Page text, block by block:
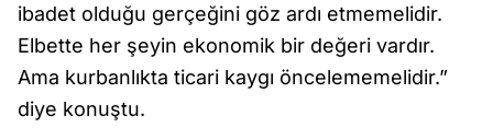
ibadet olduğu gerçeğini göz ardı etmemelidir.
Elbette her şeyin ekonomik bir değeri vardır.
Ama kurbanlıkta ticari kaygı öncelememelidir.”
diye konuştu.